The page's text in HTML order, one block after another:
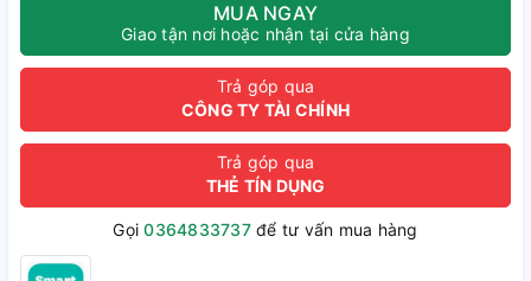
MUA NGAY
Giao tận nơi hoặc nhận tại cửa hàng
Trả góp qua
CÔNG TY TÀI CHÍNH
Trả góp qua
THẺ TÍN DỤNG
Gọi0364833737để tư vấn mua hàng